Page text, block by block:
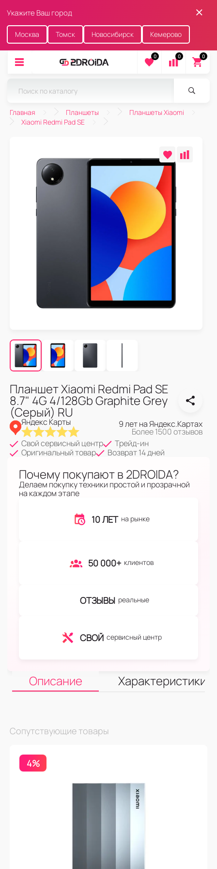
Укажите Ваш город
Москва Томск Новосибирск Кемерово
0 0 0
Главная Планшеты
Планшеты Xiaomi
Xiaomi Redmi Pad SE
Планшет Xiaomi Redmi Pad SE
8.7" 4G 4/128Gb Graphite Grey
(Серый) RU
Яндекс Карты 9 лет на Яндекс.Картах
Более 1500 отзывов
Свой сервисный центр
Трейд-ин
Оригинальный товар
Возврат 14 дней
Почему покупают в 2DROIDA?
Делаем покупку техники простой и прозрачной
на каждом этапе
10 ЛЕТ на рынке
50 000+ клиентов
ОТЗЫВЫ реальные
СВОЙ сервисный центр
Описание Характеристики
Сопутствующие товары
4%